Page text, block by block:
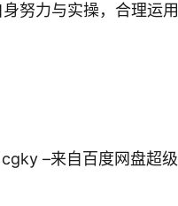
努力与实操，合理运用
–来自百度网盘超级